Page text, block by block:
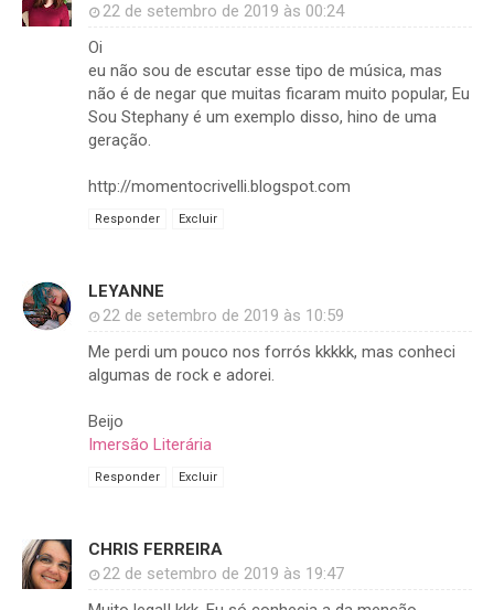
22 de setembro de 2019 às 00:24
Oi
eu não sou de escutar esse tipo de música, mas
não é de negar que muitas ficaram muito popular, Eu
Sou Stephany é um exemplo disso, hino de uma
geração.
http://momentocrivelli.blogspot.com
Responder Excluir
LEYANNE
22 de setembro de 2019 às 10:59
Me perdi um pouco nos forrós kkkkk, mas conheci
algumas de rock e adorei.
Beijo
Imersão Literária
Responder Excluir
CHRIS FERREIRA
22 de setembro de 2019 às 19:47